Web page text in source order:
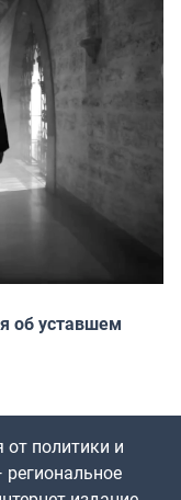
об уставшем
от политики и